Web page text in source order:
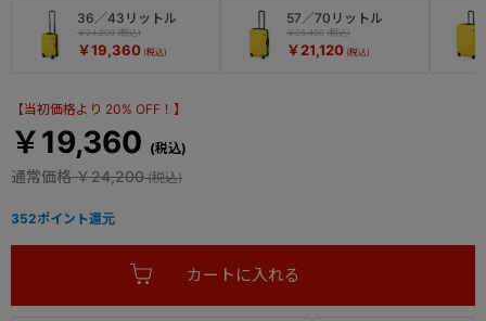
【当初価格より 20% OFF！】
￥19,360
通常価格￥24,200
36／43リットル
￥24,200
￥19,360
57／70リットル
￥26,400
￥21,120
352ポイント還元